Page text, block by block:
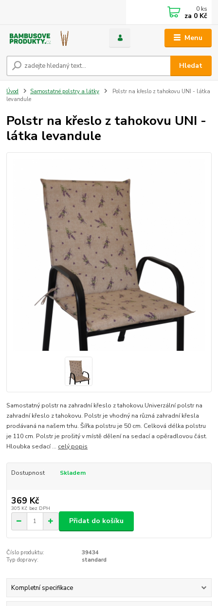
Menu
Hledat
0 ks
za 0 Kč
Úvod Samostatné polstry a látky
Polstr na křeslo z tahokovu UNI - látka
levandule
Polstr na křeslo z tahokovu UNI -
látka levandule
Samostatný polstr na zahradní křeslo z tahokovu.Univerzální polstr na
zahradní křeslo z tahokovu. Polstr je vhodný na různá zahradní křesla
prodávaná na našem trhu. Šířka polstru je 50 cm. Celková délka polstru
je 110 cm. Polstr je prošitý v místě dělení na sedací a opěradlovou část.
Hloubka sedací ... celý popis
Dostupnost Skladem
369 Kč
305 Kč bez DPH
Přidat do košíku
Číslo produktu:
39434
Typ dopravy:
standard
Kompletní specifikace